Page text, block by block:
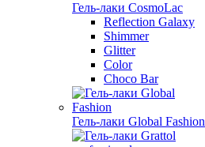
Гель-лаки CosmoLac
Reflection Galaxy
Shimmer
Glitter
Color
Choco Bar
Гель-лаки Global Fashion